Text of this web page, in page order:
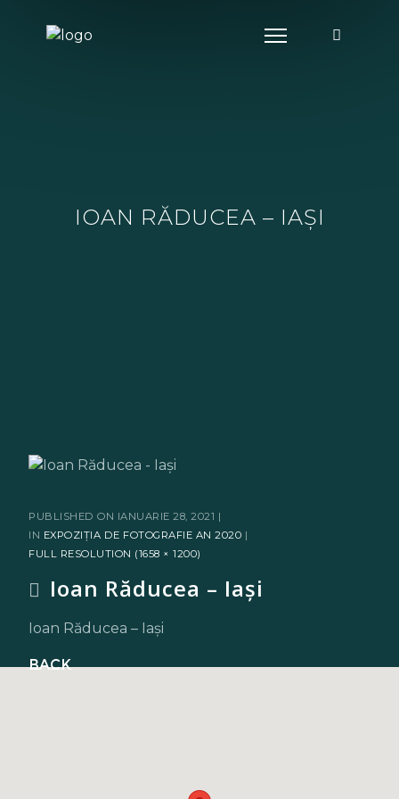
IOAN RĂDUCEA – IAȘI
PUBLISHED ON IANUARIE 28, 2021
IN EXPOZIȚIA DE FOTOGRAFIE AN 2020
FULL RESOLUTION (1658 × 1200)
Ioan Răducea – Iași
Ioan Răducea – Iași
Back